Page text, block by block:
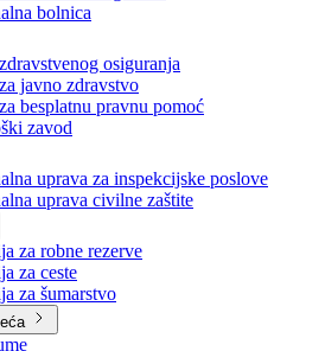
socijalni rad
stara i iznemogla lica
bolnica
osiguranja
javno zdravstvo
besplatnu pravnu pomoć
zavod
uprava za inspekcijske poslove
uprava civilne zaštite
za robne rezerve
za ceste